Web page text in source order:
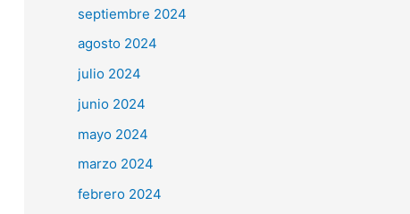
septiembre 2024
agosto 2024
julio 2024
junio 2024
mayo 2024
marzo 2024
febrero 2024